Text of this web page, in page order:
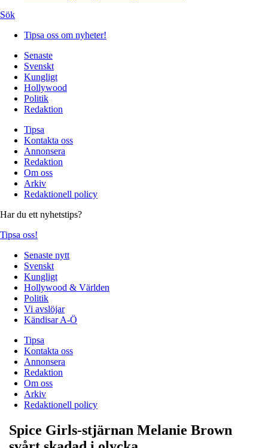
Sök
Tipsa oss om nyheter!
Senaste
Svenskt
Kungligt
Hollywood
Politik
Redaktion
Tipsa
Kontakta oss
Annonsera
Redaktion
Om oss
Arkiv
Redaktionell policy
Har du ett nyhetstips?
Tipsa oss!
Senaste nytt
Svenskt
Kungligt
Hollywood & Världen
Politik
Vi avslöjar
Kändisar A-Ö
Tipsa
Kontakta oss
Annonsera
Redaktion
Om oss
Arkiv
Redaktionell policy
Spice Girls-stjärnan Melanie Brown